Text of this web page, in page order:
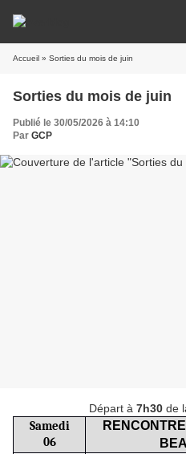
Accueil » Sorties du mois de juin
Sorties du mois de juin
Publié le 30/05/2026 à 14:10
Par GCP
Départ à 7h30de
Samedi
06